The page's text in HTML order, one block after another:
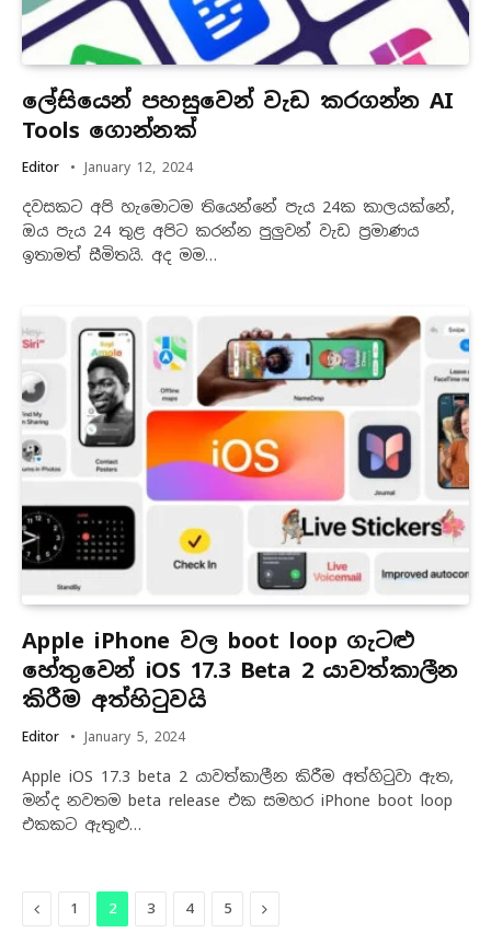
ලේසියෙන් පහසුවෙන් වැඩ කරගන්න AI
Tools ගොන්නක්
Editor January 12, 2024
දවසකට අපි හැමොටම තියෙන්නේ පැය 24ක කාලයක්නේ,
ඔය පැය 24 තුළ අපිට කරන්න පුලුවන් වැඩ ප්‍රමාණය
ඉතාමත් සීමිතයි. අද මම…
Apple iPhone වල boot loop ගැටළු
හේතුවෙන් iOS 17.3 Beta 2 යාවත්කාලීන
කිරීම අත්හිටුවයි
Editor January 5, 2024
Apple iOS 17.3 beta 2 යාවත්කාලීන කිරීම අත්හිටුවා ඇත,
මන්ද නවතම beta release එක සමහර iPhone boot loop
එකකට ඇතුළු…
Previous
1 2 3 4 5 Next